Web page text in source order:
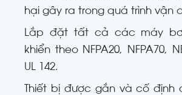
hại gây ra trong quá trình vận
Lắp đặt tất cả các máy
khiển theo NFPA20, NFPA70,
UL 142.
Thiết bị được gắn và cố định